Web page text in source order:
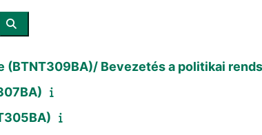
Пошук курсів
(BTNT309BA)/ Bevezetés a politikai